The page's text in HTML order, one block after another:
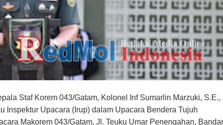
Staf Korem 043/Gatam, Kolonel Inf Sumarlin Marzuki, S.E.,
Inspektur Upacara (Irup) dalam Upacara Bendera Tujuh
Makorem 043/Gatam, Jl. Teuku Umar Penengahan, Bandar